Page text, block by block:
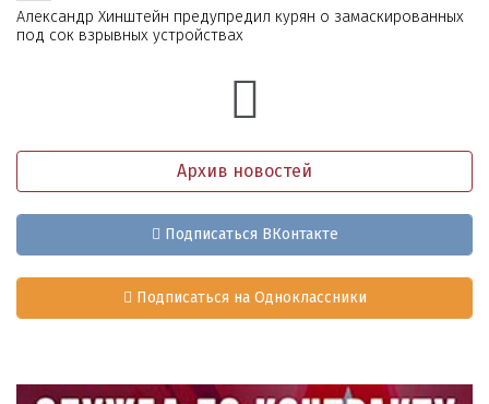
Александр Хинштейн предупредил курян о замаскированных
под сок взрывных устройствах
Архив новостей
Подписаться ВКонтакте
Подписаться на Одноклассники